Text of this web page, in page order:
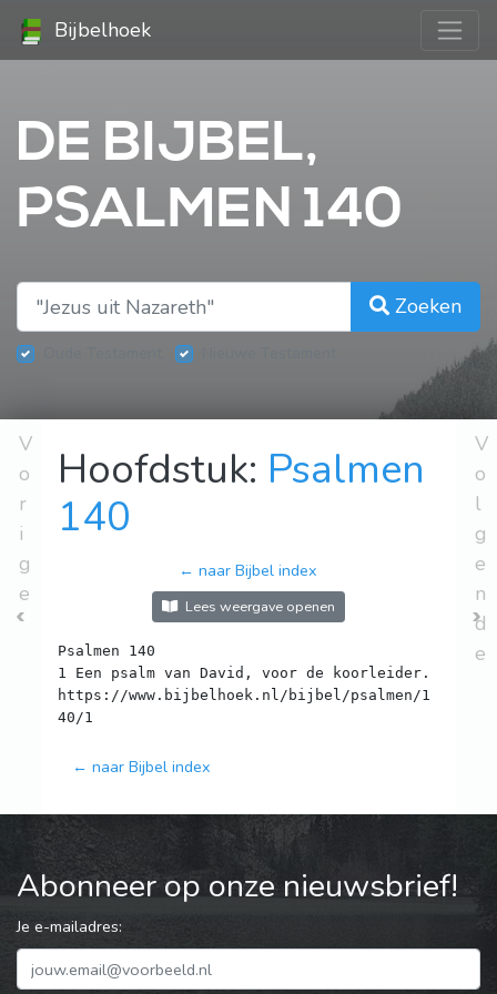
Bijbelhoek
DE BIJBEL,
PSALMEN 140
Zoeken
V
o
r
i
g
e
Hoofdstuk: Psalmen
140
← naar Bijbel index
Lees weergave openen
Psalmen 140
1 Een psalm van David, voor de koorleider.
https://www.bijbelhoek.nl/bijbel/psalmen/1
← naar Bijbel index
V
o
l
g
e
n
d
e
Abonneer op onze nieuwsbrief!
Je e-mailadres: